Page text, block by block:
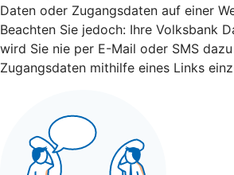
Daten oder Zugangsdaten auf einer
Beachten Sie jedoch: Ihre Volksbank
wird Sie nie per E-Mail oder SMS
Zugangsdaten mithilfe eines Links